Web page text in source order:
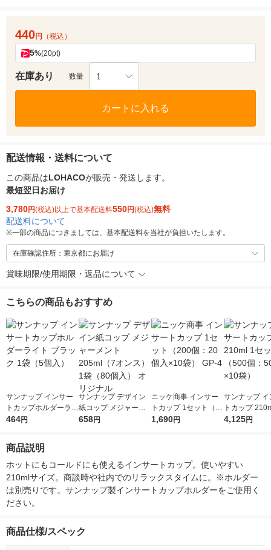
440円 （税込）
5%(20pt)
在庫あり 数量 1
カートに入れる
配送情報・送料について
この商品はLOHACOが販売・発送します。
最短翌日お届け
3,780円(税込)以上で基本配送料550円(税込)無料
配送料について
※一部の商品につきましては、基本配送料を当社が負担いたします。
在庫確認住所：東京都にお届け
賞味期限/使用期限・返品について
こちらの商品もおすすめ
サンナップ インサー
トカップホルダーライ
ト ブラック 1袋（5個
464円
サンナップ デザイン
紙コップ メジャーメ
ント 205ml（7オン
658円
ニッケ商事 インサー
トカップ 1セット（20
0個：20個入×10袋）
1,690円
サンナップ イ
トカップ
ト（500個：
4,125円
商品説明
ホットにもコールドにも使えるインサートカップ。使いやすい
210mlサイズ。商談時や社内でのリラックスタイムに。※ホルダー
は別売りです。サンナップ製インサートカップホルダーをご使用く
ださい。
商品仕様/スペック